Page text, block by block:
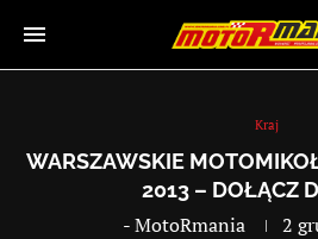
Kraj
WARSZAWSKIE
2013 – DOŁĄCZ
-MotoRmania 2